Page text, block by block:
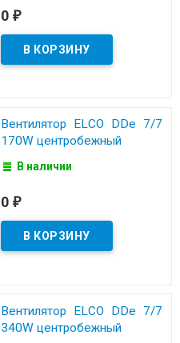
0 ₽
Вентилятор ELCO DDe 7/7
170W центробежный
В наличии
0 ₽
Вентилятор ELCO DDe 7/7
340W центробежный